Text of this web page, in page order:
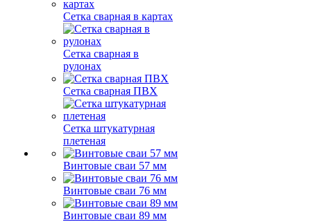
Сетка сварная в картах
Сетка сварная в
рулонах
Сетка сварная ПВХ
Сетка штукатурная
плетеная
Винтовые сваи 57 мм
Винтовые сваи 76 мм
Винтовые сваи 89 мм